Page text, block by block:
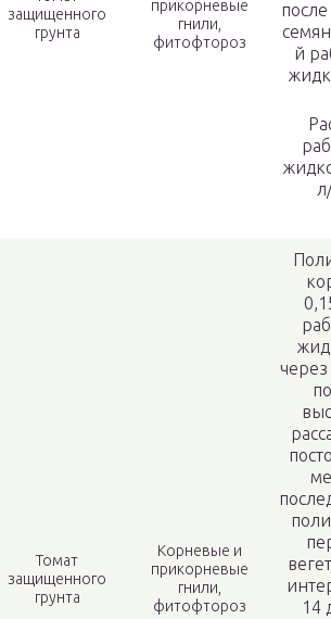
защищенного
грунта
прикорневые
гнили,
фитофтороз
й
Томат
защищенного
грунта
Корневые и
прикорневые
гнили,
фитофтороз
14